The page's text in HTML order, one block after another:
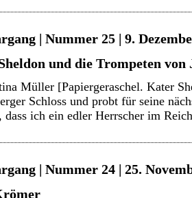
| Nummer 25 | 9.
und die Trompeten von
Müller [Papiergeraschel. Kater
Schloss und probt für seine
dass ich ein edler Herrscher im
| Nummer 24 | 25.